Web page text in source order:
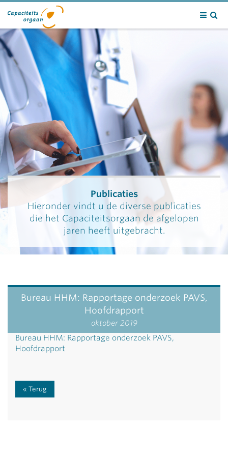
Publicaties
Hieronder vindt u de diverse publicaties
die het Capaciteitsorgaan de afgelopen
jaren heeft uitgebracht.
Bureau HHM: Rapportage onderzoek PAVS,
Hoofdrapport
oktober 2019
Bureau HHM: Rapportage onderzoek PAVS,
Hoofdrapport
Terug